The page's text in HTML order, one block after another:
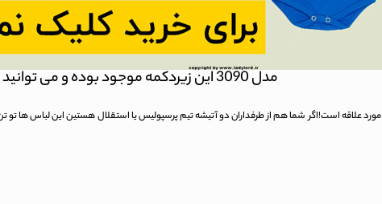
مدل 3090 این زیردکمه موجود بوده و می توانید از
علاقه است!اگر شما هم از طرفداران دو آتیشه تیم پرسپولیس یا استقلال هستین این لباس ها